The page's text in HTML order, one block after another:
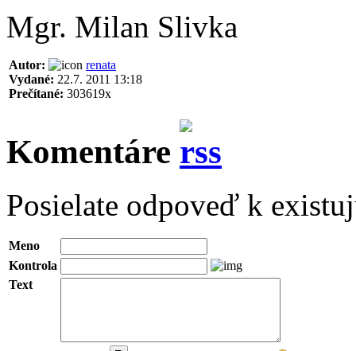
Mgr. Milan Slivka
Autor:
renata
Vydané: 22.7. 2011 13:18
Prečítané: 303619x
Komentáre
Posielate odpoveď k
Meno
Kontrola
Text